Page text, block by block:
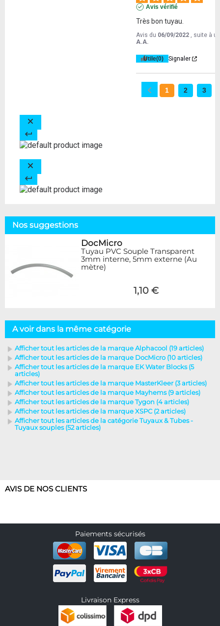
Avis vérifié
Très bon tuyau.
Avis du 06/09/2022 , suite à
A.A.
Utile(0) Signaler
1 2 3
Nos suggestions
DocMicro
Tuyau PVC Souple Transparent
3mm interne, 5mm externe (Au
mètre)
1,10 €
A voir dans la même catégorie
Afficher tout les articles de la marque Alphacool (19 articles)
Afficher tout les articles de la marque DocMicro (10 articles)
Afficher tout les articles de la marque EK Water Blocks (5
articles)
Afficher tout les articles de la marque MasterKleer (3 articles)
Afficher tout les articles de la marque Mayhems (9 articles)
Afficher tout les articles de la marque Tygon (4 articles)
Afficher tout les articles de la marque XSPC (2 articles)
Afficher tout les articles de la catégorie Tuyaux & Tubes -
Tuyaux souples (52 articles)
AVIS DE NOS CLIENTS
Paiements sécurisés
Livraison Express